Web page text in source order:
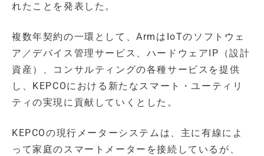
れたことを発表した。
複数年契約の一環として、ArmはIoTのソフトウェ
ア／デバイス管理サービス、ハードウェアIP（設計
資産）、コンサルティングの各種サービスを提供
し、KEPCOにおける新たなスマート・ユーティリ
ティの実現に貢献していくとした。
KEPCOの現行メーターシステムは、主に有線によ
って家庭のスマートメーターを接続しているが、